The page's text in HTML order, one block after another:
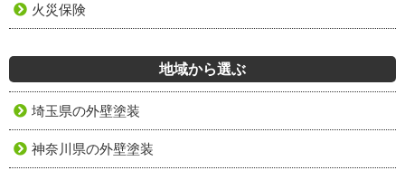
火災保険
地域から選ぶ
埼玉県の外壁塗装
神奈川県の外壁塗装